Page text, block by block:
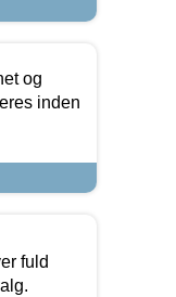
og
inden
fuld